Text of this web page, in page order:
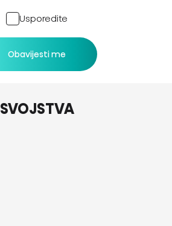
Usporedite
Obavijesti me
SVOJSTVA